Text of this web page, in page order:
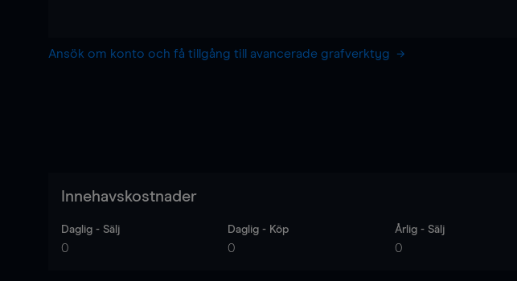
Ansök om konto och få tillgång till avancerade grafverktyg
Innehavskostnader
Daglig - Sälj
0
Daglig - Köp
0
Årlig - Sälj
0